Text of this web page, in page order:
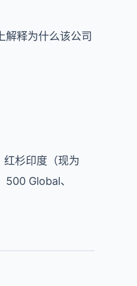
解释为什么该公司
红杉印度（现为
500 Global、